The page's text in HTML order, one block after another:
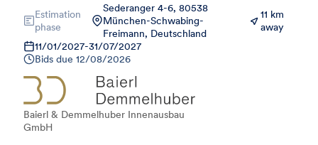
Estimation
phase
Sederanger 4-6, 80538
München-Schwabing-
Freimann, Deutschland
11 km
away
11/01/2027-31/07/2027
Bids due 12/08/2026
Baierl & Demmelhuber Innenausbau
GmbH